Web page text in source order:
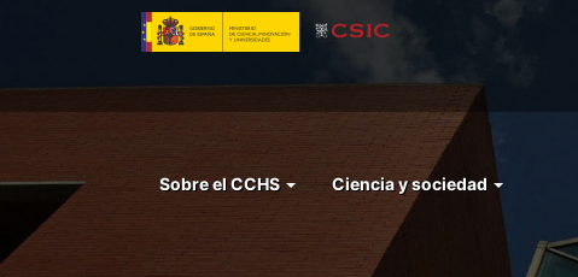
principal
Menu
Sobre el CCHS Ciencia y sociedad